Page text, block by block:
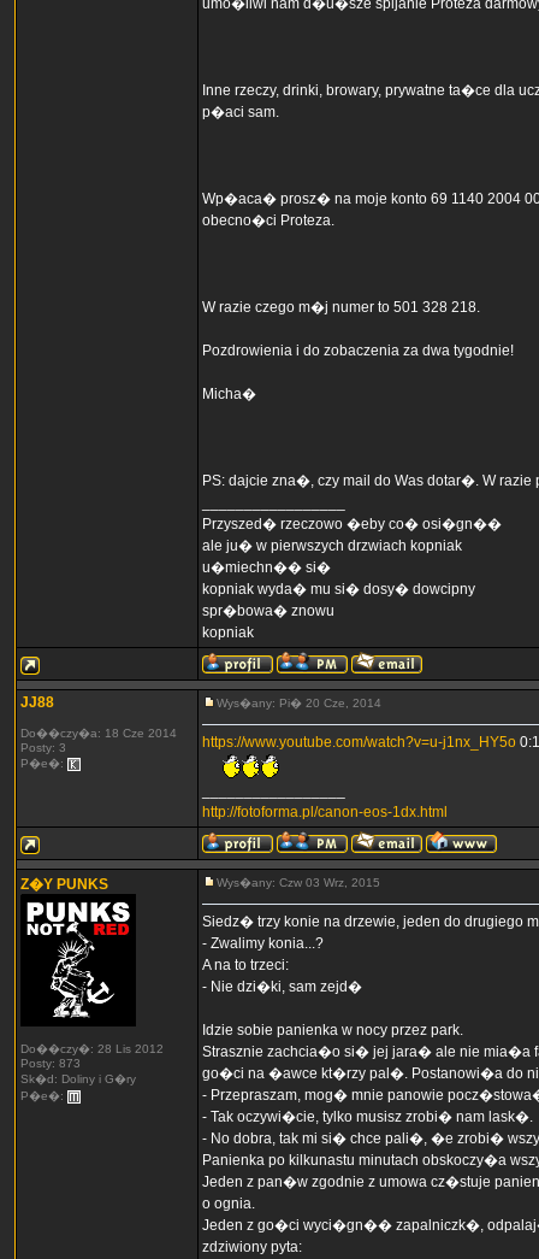
umo�liwi nam d�u�sze spijanie Proteza
Inne rzeczy, drinki, browary, prywatne ta�ce dla
p�aci sam.
Wp�aca� prosz� na moje konto 69 1140 2004
obecno�ci Proteza.
W razie czego m�j numer to 501 328 218.
Pozdrowienia i do zobaczenia za dwa tygodnie!
Micha�
PS: dajcie zna�, czy mail do Was dotar�. W
Przyszed� rzeczowo �eby co� osi�gn��
ale ju� w pierwszych drzwiach kopniak
u�miechn�� si�
kopniak wyda� mu si� dosy� dowcipny
spr�bowa� znowu
kopniak
JJ88
Do��czy�a: 18 Cze 2014
Posty: 3
P�e�:
Wys�any: Pi� 20 Cze, 2014
https://www.youtube.com/watch?v=u-j1nx_HY5o
http://fotoforma.pl/canon-eos-1dx.html
Z�Y PUNKS
Do��czy�: 28 Lis 2012
Posty: 873
Sk�d: Doliny i G�ry
P�e�:
Wys�any: Czw 03 Wrz, 2015
Siedz� trzy konie na drzewie, jeden do drugiego
- Zwalimy konia...?
A na to trzeci:
- Nie dzi�ki, sam zejd�
Idzie sobie panienka w nocy przez park.
Strasznie zachcia�o si� jej jara� ale nie mia�a
go�ci na �awce kt�rzy pal�. Postanowi�a do
- Przepraszam, mog� mnie panowie
- Tak oczywi�cie, tylko musisz zrobi� nam lask�.
- No dobra, tak mi si� chce pali�, �e zrobi�
Panienka po kilkunastu minutach obskoczy�a
Jeden z pan�w zgodnie z umowa cz�stuje
o ognia.
Jeden z go�ci wyci�gn�� zapalniczk�,
zdziwiony pyta: